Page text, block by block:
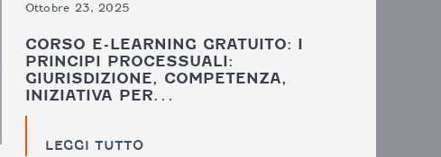
Ottobre 23, 2025
CORSO E-LEARNING GRATUITO: I
PRINCIPI PROCESSUALI:
GIURISDIZIONE, COMPETENZA,
INIZIATIVA PER…
LEGGI TUTTO